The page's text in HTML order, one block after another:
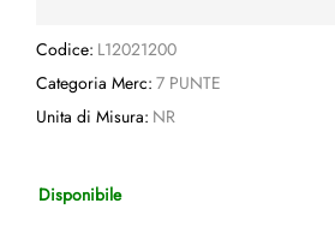
Codice: L12021200
Categoria Merc: 7 PUNTE
Unita di Misura: NR
Disponibile